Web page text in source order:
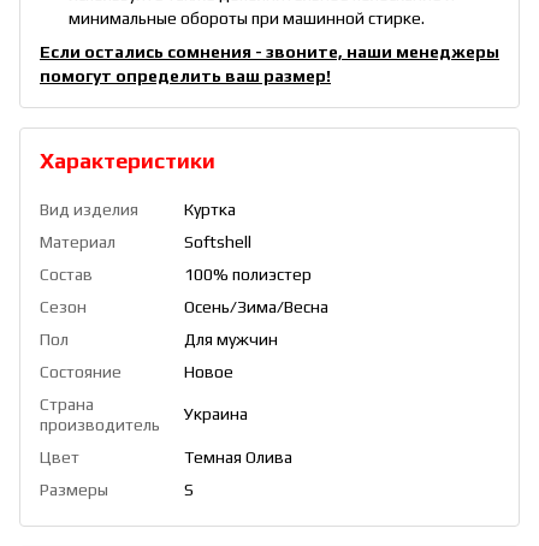
минимальные обороты при машинной стирке.
Если остались сомнения - звоните, наши менеджеры
помогут определить ваш размер!
Характеристики
Вид изделия
Куртка
Материал
Softshell
Состав
100% полиэстер
Сезон
Осень/Зима/Весна
Пол
Для мужчин
Состояние
Новое
Страна
производитель
Украина
Цвет
Темная Олива
Размеры
S